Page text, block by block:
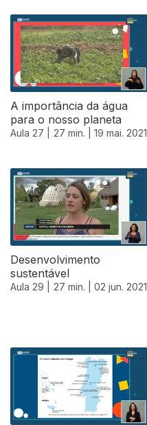
A importância da água
para o nosso planeta
Aula 27 | 27 min. | 19 mai. 2021
Desenvolvimento
sustentável
Aula 29 | 27 min. | 02 jun. 2021